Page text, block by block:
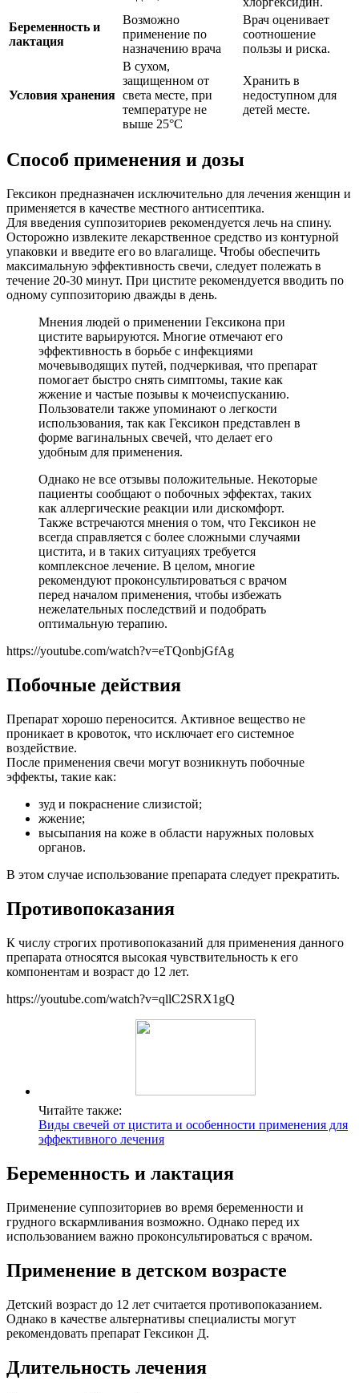
Беременность и
лактация
Возможно
применение по
назначению врача
Врач оценивает
соотношение
пользы и риска.
Условия хранения
В сухом,
защищенном от
света месте, при
температуре не
выше 25°C
Хранить в
недоступном для
детей месте.
Способ применения и дозы
Гексикон предназначен исключительно для лечения женщин и
применяется в качестве местного антисептика.
Для введения суппозиториев рекомендуется лечь на спину.
Осторожно извлеките лекарственное средство из контурной
упаковки и введите его во влагалище. Чтобы обеспечить
максимальную эффективность свечи, следует полежать в
течение 20-30 минут. При цистите рекомендуется вводить по
одному суппозиторию дважды в день.
Мнения людей о применении Гексикона при
цистите варьируются. Многие отмечают его
эффективность в борьбе с инфекциями
мочевыводящих путей, подчеркивая, что препарат
помогает быстро снять симптомы, такие как
жжение и частые позывы к мочеиспусканию.
Пользователи также упоминают о легкости
использования, так как Гексикон представлен в
форме вагинальных свечей, что делает его
удобным для применения.
Однако не все отзывы положительные. Некоторые
пациенты сообщают о побочных эффектах, таких
как аллергические реакции или дискомфорт.
Также встречаются мнения о том, что Гексикон не
всегда справляется с более сложными случаями
цистита, и в таких ситуациях требуется
комплексное лечение. В целом, многие
рекомендуют проконсультироваться с врачом
перед началом применения, чтобы избежать
нежелательных последствий и подобрать
оптимальную терапию.
https://youtube.com/watch?v=eTQonbjGfAg
Побочные действия
Препарат хорошо переносится. Активное вещество не
проникает в кровоток, что исключает его системное
воздействие.
После применения свечи могут возникнуть побочные
эффекты, такие как:
зуд и покраснение слизистой;
жжение;
высыпания на коже в области наружных половых
органов.
В этом случае использование препарата следует прекратить.
Противопоказания
К числу строгих противопоказаний для применения данного
препарата относятся высокая чувствительность к его
компонентам и возраст до 12 лет.
https://youtube.com/watch?v=qllC2SRX1gQ
Читайте также:
Виды свечей от цистита и особенности применения для
эффективного лечения
Беременность и лактация
Применение суппозиториев во время беременности и
грудного вскармливания возможно. Однако перед их
использованием важно проконсультироваться с врачом.
Применение в детском возрасте
Детский возраст до 12 лет считается противопоказанием.
Однако в качестве альтернативы специалисты могут
рекомендовать препарат Гексикон Д.
Длительность лечения